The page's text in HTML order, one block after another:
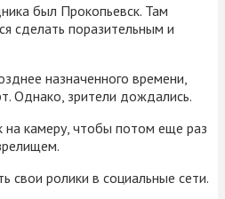
был Прокопьевск. Там
сделать поразительным и
назначенного времени,
Однако, зрители дождались.
на камеру, чтобы потом еще раз
свои ролики в социальные сети.